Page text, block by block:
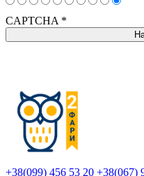
CAPTCHA *
+38(099) 456 53 20 +38(067)